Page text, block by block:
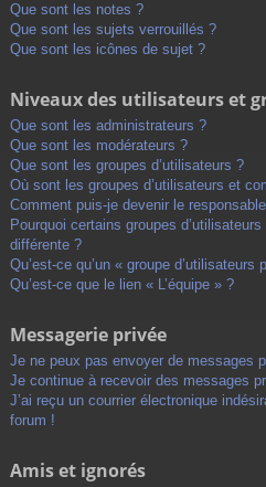
Que sont les notes ?
Que sont les sujets verrouillés ?
Que sont les icônes de sujet ?
Niveaux des utilisateurs et
Que sont les administrateurs ?
Que sont les modérateurs ?
Que sont les groupes d’utilisateurs ?
Où sont les groupes d’utilisateurs et
Comment puis-je devenir le
Pourquoi certains groupes
différente ?
Qu’est-ce qu’un « groupe d’utilisateurs
Qu’est-ce que le lien « L’équipe » ?
Messagerie privée
Je ne peux pas envoyer de messages
Je continue à recevoir des messages
J’ai reçu un courrier électronique
forum !
Amis et ignorés